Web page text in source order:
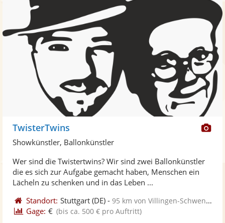
TwisterTwins
Showkünstler, Ballonkünstler
Wer sind die Twistertwins? Wir sind zwei Ballonkünstler
die es sich zur Aufgabe gemacht haben, Menschen ein
Lächeln zu schenken und in das Leben ...
Standort: Stuttgart (DE) -95 km von Villingen-Schwenningen
Gage: € (bis ca. 500 € pro Auftritt)